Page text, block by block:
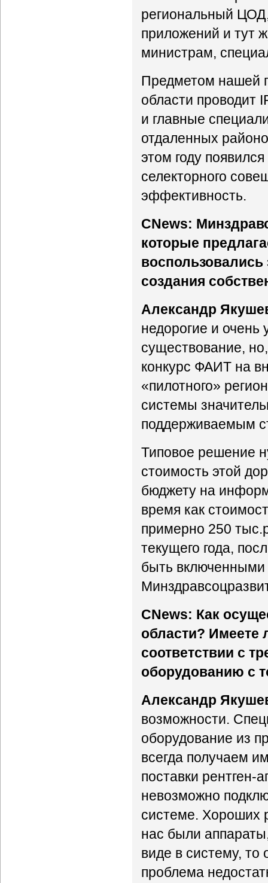
региональный
приложений и тут
министрам,
Предметом нашей
области проводит
и главные
отдаленных
этом году
селекторного
эффективность.
CNews:
которые
создания
Александр
недорогие и
существование,
конкурс ФАИТ на
«пилотного»
системы
поддерживаемым
Типовое решение
стоимость этой
бюджету на
время как
примерно 250
текущего года,
быть
CNews: Как
области? Имеете
соответствии с
оборудованию с
Александр
возможности.
оборудование из
всегда получаем
поставки рентген-
невозможно
системе. Хороших
нас были
виде в систему, то
проблема